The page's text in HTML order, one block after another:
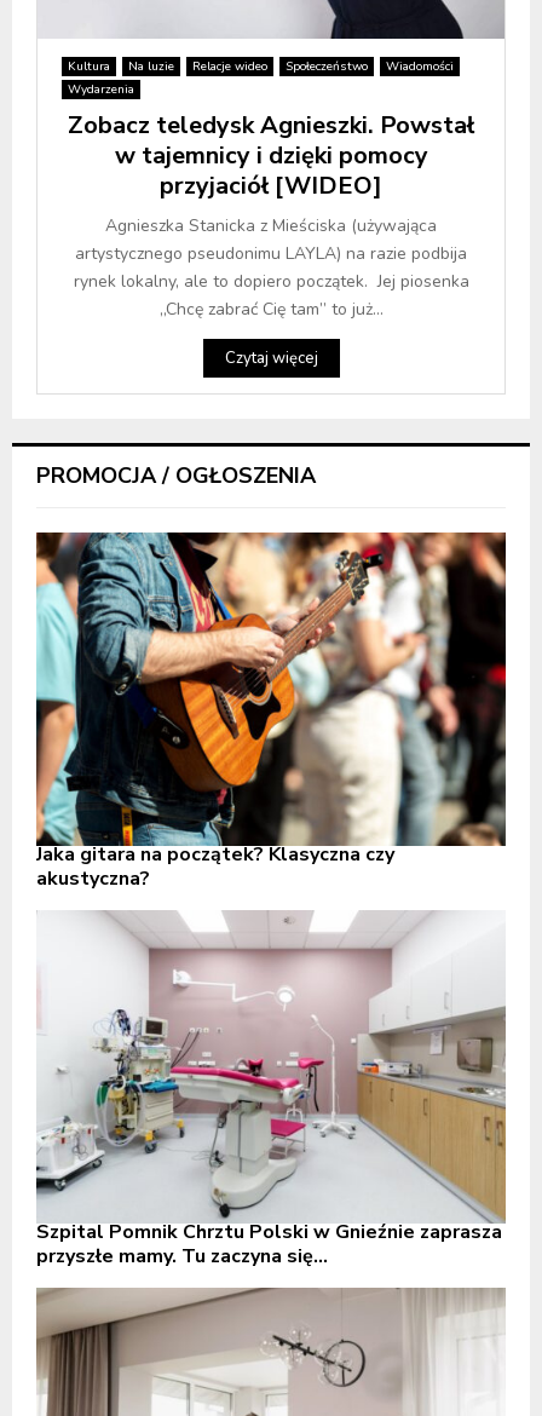
Kultura Na luzie Relacje wideo Społeczeństwo
Wiadomości
Wydarzenia
Zobacz teledysk Agnieszki. Powstał
w tajemnicy i dzięki pomocy
przyjaciół [WIDEO]
Agnieszka Stanicka z Mieściska (używająca
artystycznego pseudonimu LAYLA) na razie podbija
rynek lokalny, ale to dopiero początek. Jej piosenka
„Chcę zabrać Cię tam” to już...
Czytaj więcej
PROMOCJA / OGŁOSZENIA
Jaka gitara na początek? Klasyczna czy
akustyczna?
Szpital Pomnik Chrztu Polski w Gnieźnie zaprasza
przyszłe mamy. Tu zaczyna się...